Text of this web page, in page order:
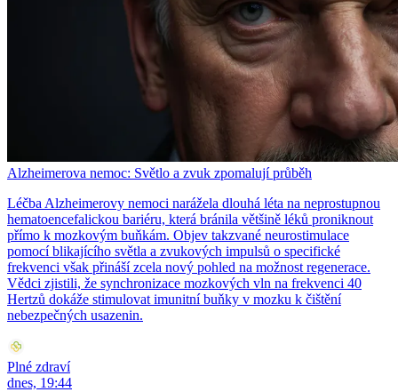
Alzheimerova nemoc: Světlo a zvuk zpomalují průběh
Léčba Alzheimerovy nemoci narážela dlouhá léta na neprostupnou
hematoencefalickou bariéru, která bránila většině léků proniknout
přímo k mozkovým buňkám. Objev takzvané neurostimulace
pomocí blikajícího světla a zvukových impulsů o specifické
frekvenci však přináší zcela nový pohled na možnost regenerace.
Vědci zjistili, že synchronizace mozkových vln na frekvenci 40
Hertzů dokáže stimulovat imunitní buňky v mozku k čištění
nebezpečných usazenin.
Plné zdraví
dnes, 19:44